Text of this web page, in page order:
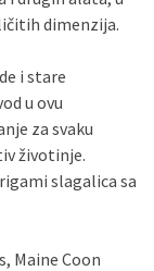
dimenzija.
i stare
u ovu
za svaku
životinje.
slagalica sa
Maine Coon